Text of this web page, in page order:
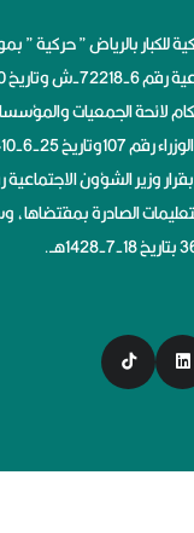
للكبار بالرياض ” حركية ”
لأحكام لائحة الجمعيات
وزير الشؤون
30-1-1412هــ والتعليمات الصادرة